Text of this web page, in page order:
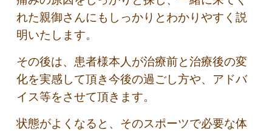
れた親御さんにもしっかりとわかりやすく説
明いたします。
その後は、患者様本人が治療前と治療後の変
化を実感して頂き今後の過ごし方や、アドバ
イス等をさせて頂きます。
状態がよくなると、そのスポーツで必要な体